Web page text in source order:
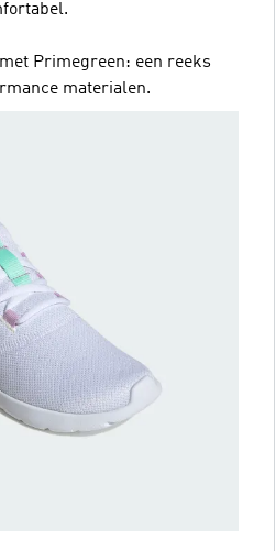
Primegreen: een reeks
materialen.